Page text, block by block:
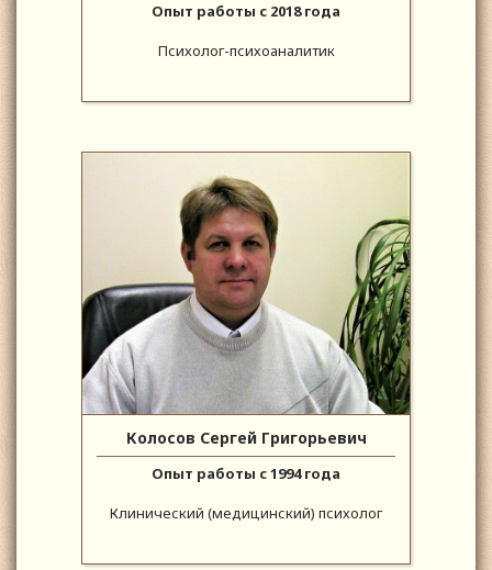
Опыт работы с 2018 года
Психолог-психоаналитик
Колосов Сергей Григорьевич
Опыт работы с 1994 года
Клинический (медицинский) психолог